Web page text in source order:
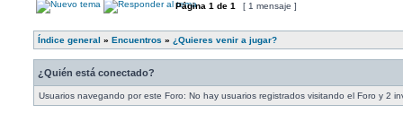
Página 1 de 1 [ 1 mensaje ]
Índice general » Encuentros » ¿Quieres venir a jugar?
¿Quién está conectado?
Usuarios navegando por este Foro: No hay usuarios registrados visitando el Foro y 2